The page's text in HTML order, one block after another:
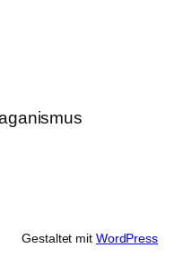
Gestaltet mit WordPress